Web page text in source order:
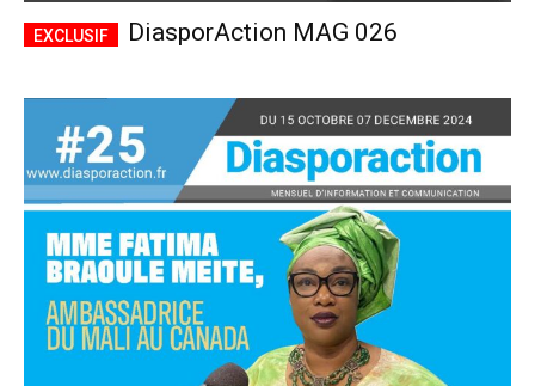
Accès complet
$22 / anplaceholder text
Tous les articles
Annonces
DiasporAction MAG 026